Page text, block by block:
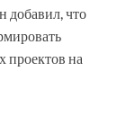
добавил, что
проектов на